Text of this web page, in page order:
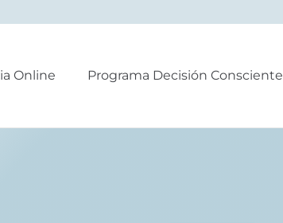
Online Programa Decisión Consciente